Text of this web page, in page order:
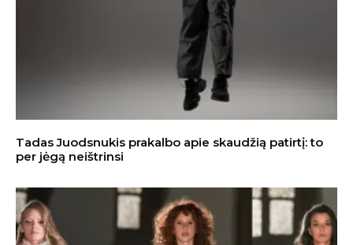
Tadas Juodsnukis prakalbo apie skaudžią patirtį: to
per jėgą neištrinsi